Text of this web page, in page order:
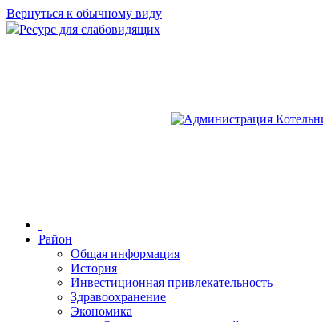
Вернуться к обычному виду
Ресурс для слабовидящих
Район
Общая информация
История
Инвестиционная привлекательность
Здравоохранение
Экономика